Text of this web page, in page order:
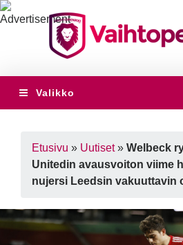
Valikko
Etusivu » Uutiset» Welbeck
Unitedin avausvoiton viime
nujersi Leedsin vakuuttavin